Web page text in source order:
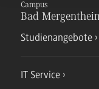
Campus
Bad
Studienangebote
IT Service